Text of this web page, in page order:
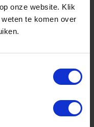
onze website. Klik
te komen over
GZI-